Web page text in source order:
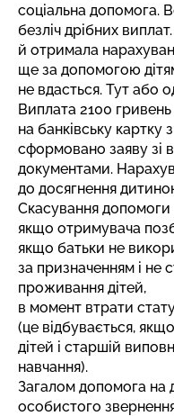
соціальна допомога.
безліч дрібних
й отримала
ще за допомогою
не вдасться. Тут або
Виплата 2100
на банківську картку
сформовано заяву зі
документами.
до досягнення
Скасування
якщо отримувача
якщо батьки не
за призначенням і
проживання дітей,
в момент втрати
(це відбувається,
дітей і старшій
навчання).
Загалом допомога на
особистого